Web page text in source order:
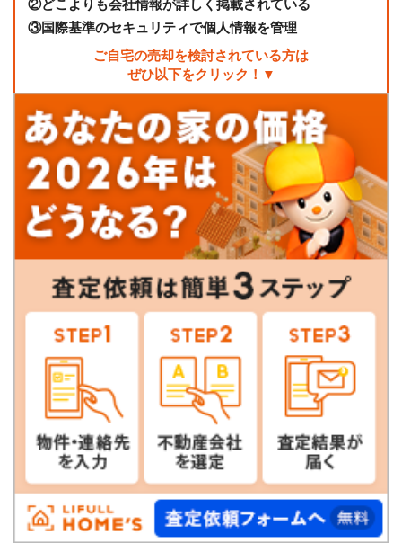
②どこよりも会社情報が詳しく掲載されている
③国際基準のセキュリティで個人情報を管理
ご自宅の売却を検討されている方は
ぜひ以下をクリック！▼